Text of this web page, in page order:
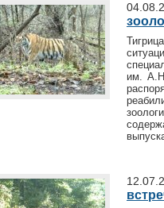
им.